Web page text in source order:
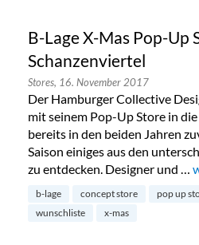
B-Lage X-Mas Pop-Up
Schanzenviertel
Stores, 16. November 2017
Der Hamburger Collective
mit seinem Pop-Up Store in
bereits in den beiden Jahren
Saison einiges aus den
zu entdecken. Designer und …
b-lage concept store pop up
wunschliste
x-mas